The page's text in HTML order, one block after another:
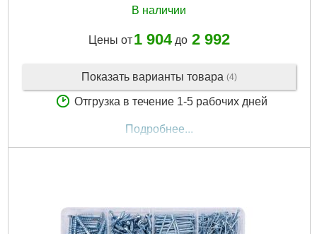
В наличии
Цены от 1 904до 2 992
Показать варианты товара (4)
Отгрузка в течение 1-5 рабочих дней
Подробнее...